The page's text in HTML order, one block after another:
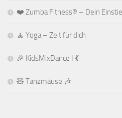
❤️ Zumba Fitness® – Dein
🧘 Yoga – Zeit für dich
🎉 KidsMixDance I 💃
🧸 Tanzmäuse 🎶